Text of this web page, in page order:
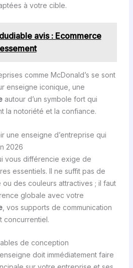
à votre cible.
avis : Ecommerce
comme McDonald’s se sont
enseigne iconique, une
autour d’un symbole fort qui
la notoriété et la confiance.
une enseigne d’entreprise qui
2026
vous différencie exige de
essentiels. Il ne suffit pas de
des couleurs attractives ; il faut
globale avec votre
, vos supports de communication
concurrentiel.
de conception
doit immédiatement faire